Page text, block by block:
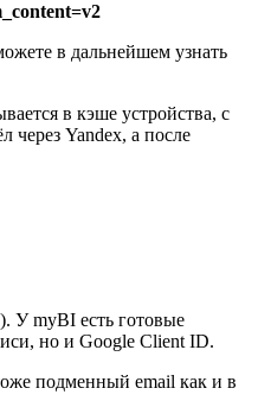
в дальнейшем узнать
в кэше устройства, с
через Yandex, а после
У myBI есть готовые
но и Google Client ID.
подменный email как и в